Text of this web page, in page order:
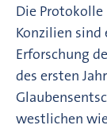
Die
Konzilien sind
Erforschung
des ersten
westlichen